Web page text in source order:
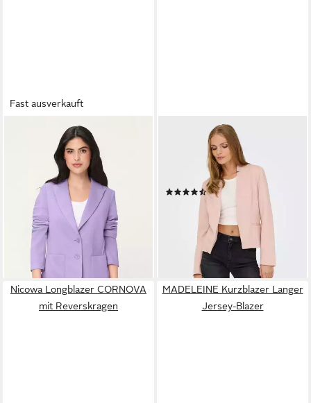
Fast ausverkauft
Kurzblazer mit Piqué-Struktur
und Reverskragen
119,99 €
lieferbar - in 3-4 Werktagen bei dir
Kurzblazer ONLADDY L/S
HARRINGBONE BLAZER CC
(7)
49,99 €
lieferbar - in 1-2 Werktagen bei dir
Nicowa Longblazer CORNOVA
mit Reverskragen
MADELEINE Kurzblazer Langer
Jersey-Blazer